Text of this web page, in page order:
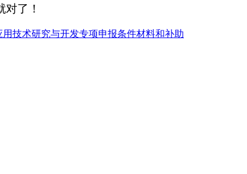
了！
技术研究与开发专项申报条件材料和补助